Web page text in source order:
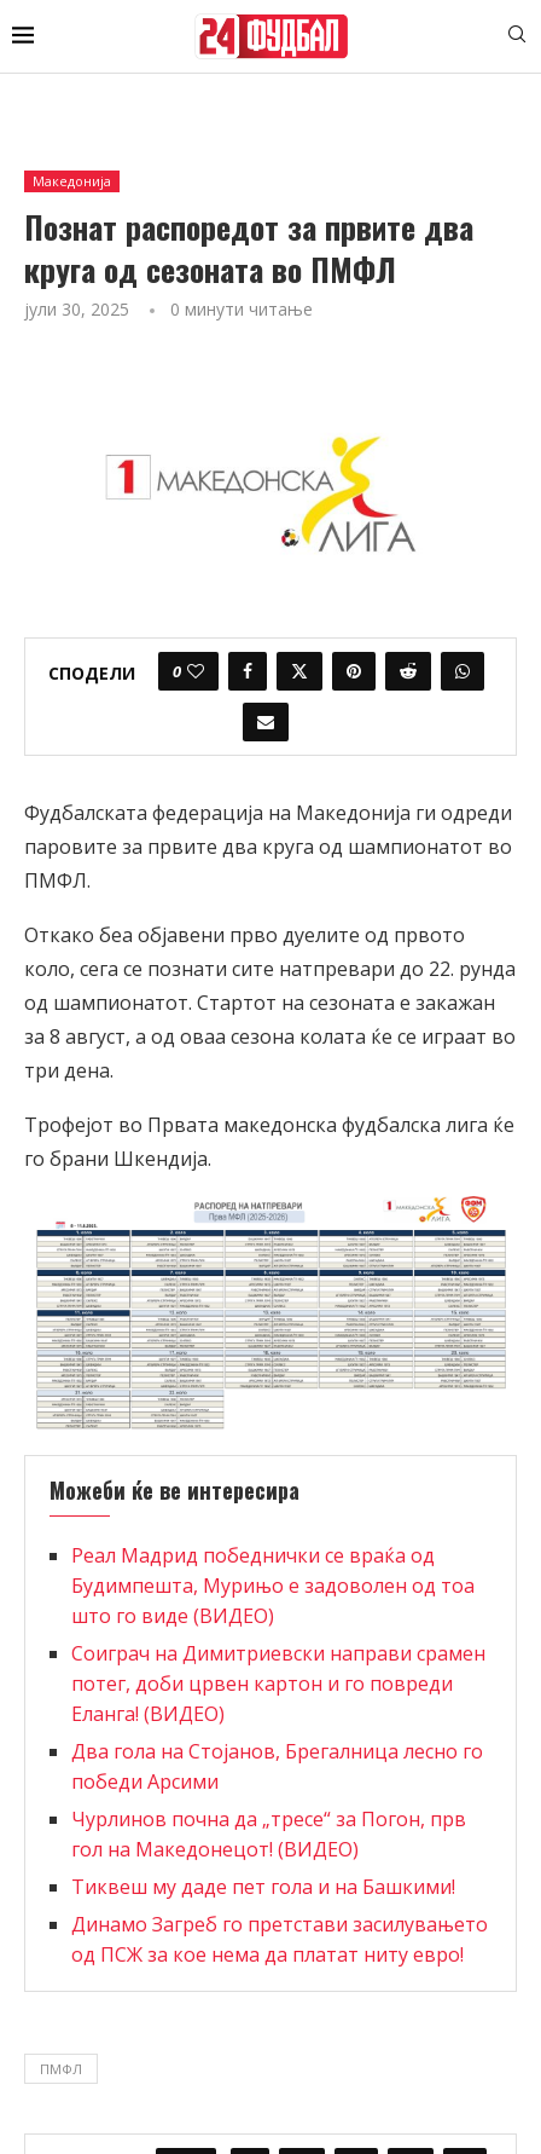
Македонија
Познат распоредот за првите два
круга од сезоната во ПМФЛ
јули 30, 2025 0 минути читање
СПОДЕЛИ 0
Фудбалската федерација на Македонија ги одреди
паровите за првите два круга од шампионатот во
ПМФЛ.
Откако беа објавени прво дуелите од првото
коло, сега се познати сите натпревари до 22. рунда
од шампионатот. Стартот на сезоната е закажан
за 8 август, а од оваа сезона колата ќе се играат во
три дена.
Трофејот во Првата македонска фудбалска лига ќе
го брани Шкендија.
Можеби ќе ве интересира
Реал Мадрид победнички се враќа од
Будимпешта, Мурињо е задоволен од тоа
што го виде (ВИДЕО)
Соиграч на Димитриевски направи срамен
потег, доби црвен картон и го повреди
Еланга! (ВИДЕО)
Два гола на Стојанов, Брегалница лесно го
победи Арсими
Чурлинов почна да „тресе“ за Погон, прв
гол на Македонецот! (ВИДЕО)
Тиквеш му даде пет гола и на Башкими!
Динамо Загреб го претстави засилувањето
од ПСЖ за кое нема да платат ниту евро!
ПМФЛ